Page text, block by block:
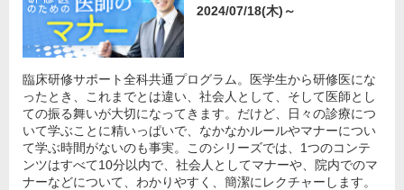
2024/07/18(木)～
臨床研修サポート全科共通プログラム。医学生から研修医にな
ったとき、これまでとは違い、社会人として、そして医師とし
ての振る舞いが大切になってきます。だけど、日々の診療につ
いて学ぶことに精いっぱいで、なかなかルールやマナーについ
て学ぶ時間がないのも事実。このシリーズでは、1つのコンテ
ンツはすべて10分以内で、社会人としてマナーや、院内でのマ
ナーなどについて、わかりやすく、簡潔にレクチャーします。